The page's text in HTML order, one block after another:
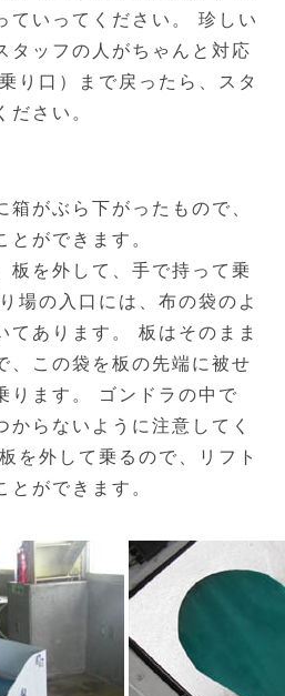
ていってください。 珍しい
タッフの人がちゃんと対応
り口）まで戻ったら、スタ
ださい。
箱がぶら下がったもので、
とができます。
板を外して、手で持って乗
場の入口には、布の袋のよ
てあります。 板はそのまま
、この袋を板の先端に被せ
ります。 ゴンドラの中で
からないように注意してく
を外して乗るので、リフト
とができます。